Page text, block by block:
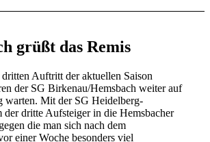
grüßt das Remis
Auftritt der aktuellen Saison
der SG Birkenau/Hemsbach weiter auf
warten. Mit der SG Heidelberg-
der dritte Aufsteiger in die Hemsbacher
die man sich nach dem
einer Woche besonders viel